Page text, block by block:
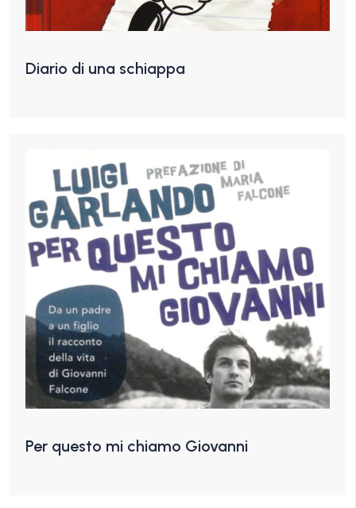
Diario di una schiappa
Per questo mi chiamo Giovanni